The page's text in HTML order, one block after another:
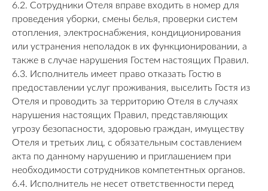
6.2. Сотрудники Отеля вправе входить в номер для
проведения уборки, смены белья, проверки систем
отопления, электроснабжения, кондиционирования
или устранения неполадок в их функционировании, а
также в случае нарушения Гостем настоящих Правил.
6.3. Исполнитель имеет право отказать Гостю в
предоставлении услуг проживания, выселить Гостя из
Отеля и проводить за территорию Отеля в случаях
нарушения настоящих Правил, представляющих
угрозу безопасности, здоровью граждан, имуществу
Отеля и третьих лиц, с обязательным составлением
акта по данному нарушению и приглашением при
необходимости сотрудников компетентных органов.
6.4. Исполнитель не несет ответственности перед